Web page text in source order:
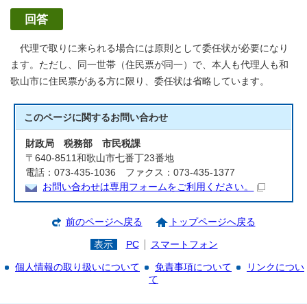
回答
代理で取りに来られる場合には原則として委任状が必要になり
ます。ただし、同一世帯（住民票が同一）で、本人も代理人も和
歌山市に住民票がある方に限り、委任状は省略しています。
このページに関するお問い合わせ
財政局 税務部 市民税課
〒640-8511和歌山市七番丁23番地
電話：073-435-1036 ファクス：073-435-1377
お問い合わせは専用フォームをご利用ください。
前のページへ戻る トップページへ戻る
表示 PC スマートフォン
個人情報の取り扱いについて 免責事項について
リンクについ
て